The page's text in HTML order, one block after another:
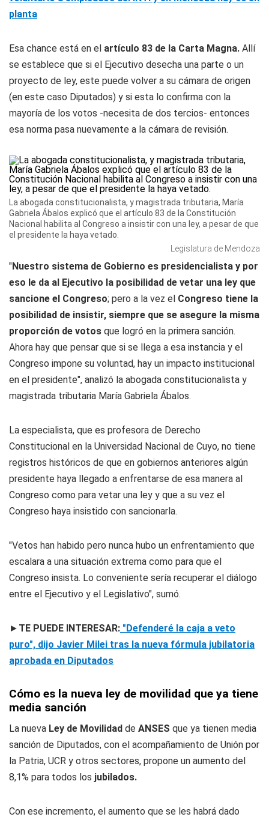
planta
Esa chance está en el artículo 83 de la Carta Magna. Allí
se establece que si el Ejecutivo desecha una parte o un
proyecto de ley, este puede volver a su cámara de origen
(en este caso Diputados) y si esta lo confirma con la
mayoría de los votos -necesita de dos tercios- entonces
esa norma pasa nuevamente a la cámara de revisión.
La abogada constitucionalista, y magistrada tributaria, María
Gabriela Ábalos explicó que el artículo 83 de la Constitución
Nacional habilita al Congreso a insistir con una ley, a pesar de que
el presidente la haya vetado.
Legislatura de Mendoza
"Nuestro sistema de Gobierno es presidencialista y por
eso le da al Ejecutivo la posibilidad de vetar una ley que
sancione el Congreso; pero a la vez el Congreso tiene la
posibilidad de insistir, siempre que se asegure la misma
proporción de votos que logró en la primera sanción.
Ahora hay que pensar que si se llega a esa instancia y el
Congreso impone su voluntad, hay un impacto institucional
en el presidente", analizó la abogada constitucionalista y
magistrada tributaria María Gabriela Ábalos.
La especialista, que es profesora de Derecho
Constitucional en la Universidad Nacional de Cuyo, no tiene
registros históricos de que en gobiernos anteriores algún
presidente haya llegado a enfrentarse de esa manera al
Congreso como para vetar una ley y que a su vez el
Congreso haya insistido con sancionarla.
"Vetos han habido pero nunca hubo un enfrentamiento que
escalara a una situación extrema como para que el
Congreso insista. Lo conveniente sería recuperar el diálogo
entre el Ejecutivo y el Legislativo", sumó.
► TE PUEDE INTERESAR: "Defenderé la caja a veto
puro", dijo Javier Milei tras la nueva fórmula jubilatoria
aprobada en Diputados
Cómo es la nueva ley de movilidad que ya tiene
media sanción
La nueva Ley de Movilidad de ANSES que ya tienen media
sanción de Diputados, con el acompañamiento de Unión por
la Patria, UCR y otros sectores, propone un aumento del
8,1% para todos los jubilados.
Con ese incremento, el aumento que se les habrá dado